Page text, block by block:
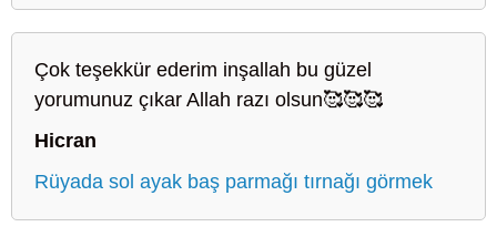
Çok teşekkür ederim inşallah bu güzel
yorumunuz çıkar Allah razı olsun🥰🥰🥰
Hicran
Rüyada sol ayak baş parmağı tırnağı görmek